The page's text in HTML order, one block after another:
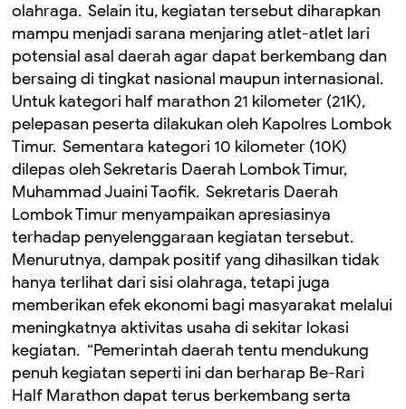
olahraga. ‎ ‎Selain itu, kegiatan tersebut diharapkan
mampu menjadi sarana menjaring atlet-atlet lari
potensial asal daerah agar dapat berkembang dan
bersaing di tingkat nasional maupun internasional. ‎
‎Untuk kategori half marathon 21 kilometer (21K),
pelepasan peserta dilakukan oleh Kapolres Lombok
Timur. ‎ ‎Sementara kategori 10 kilometer (10K)
dilepas oleh Sekretaris Daerah Lombok Timur,
Muhammad Juaini Taofik. ‎ ‎Sekretaris Daerah
Lombok Timur menyampaikan apresiasinya
terhadap penyelenggaraan kegiatan tersebut. ‎
‎Menurutnya, dampak positif yang dihasilkan tidak
hanya terlihat dari sisi olahraga, tetapi juga
memberikan efek ekonomi bagi masyarakat melalui
meningkatnya aktivitas usaha di sekitar lokasi
kegiatan. ‎ ‎“Pemerintah daerah tentu mendukung
penuh kegiatan seperti ini dan berharap Be-Rari
Half Marathon dapat terus berkembang serta